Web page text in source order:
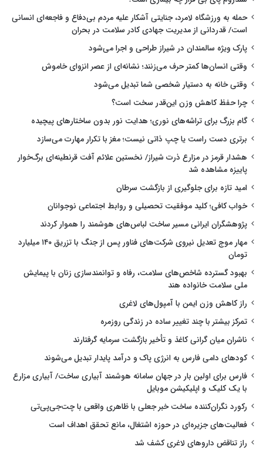
حمله به ورزشگاه لامرد، جنایتی آشکار علیه مردم بی‌دفاع و فاجعه‌ای انسانی
است/ قدردانی از مدیریت جهادی کادر سلامت در بحران
پارک ویژه سالمندان در شیراز طراحی و اجرا می‌شود
وقتی انسان‌ها کمتر حرف می‌زنند؛ نشانه‌ای از عصر انزوای خاموش
وقتی خانه به دستیار شخصی شما تبدیل می‌شود
چرا حفظ کاهش وزن این‌قدر سخت است؟
گام بزرگ برای تراشه‌های نوری؛ هدایت نور بدون ساختارهای پیچیده
برتری دست راست یا چپ ذاتی نیست؛ مغز با تکرار مهارت می‌سازد
هشدار قرمز در مزارع ذرت شیراز/ نخستین علائم آفت قرنطینه‌ای برگ‌خوار
پاییزه مشاهده شد
امید تازه برای جلوگیری از بازگشت سرطان
خواب کافی؛ کلید موفقیت تحصیلی و روابط اجتماعی نوجوانان
پژوهشگران ایرانی مسیر ساخت لباس‌های هوشمند را هموار کردند
مهار موج تعدیل نیروی شرکت‌های فناور پس از جنگ با تزریق ۱۴۰ میلیارد
تومان
بهبود گسترده شاخص‌های سلامت، رفاه و توانمندسازی زنان با پیمایش
ملی سلامت خانواده هند
راز کاهش وزن ایمن با آمپول‌های لاغری
تمرکز بیشتر با چند تغییر ساده در زندگی روزمره
ناشران میان گرانی کاغذ و تأخیر بازگشت سرمایه گرفتارند
کودهای دامی فارس به انرژی پاک و درآمد پایدار تبدیل می‌شوند
فارس برای اولین بار در جهان سامانه هوشمند آبیاری ساخت/ آبیاری مزارع
با یک کلیک و اپلیکیشن موبایل
رکورد نگران‌کننده ساخت خبر جعلی با ظاهری واقعی با چت‌جی‌پی‌تی
فعالیت‌های جزیره‌ای در حوزه اشتغال، مانع تحقق اهداف است
راز تناقض داروهای لاغری کشف شد